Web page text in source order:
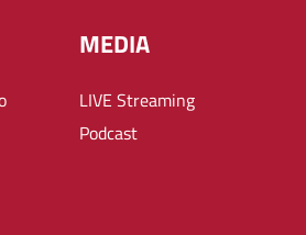
MEDIA
LIVE Streaming
Podcast